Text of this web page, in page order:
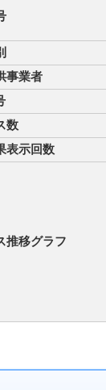
事業者
数
表示回数
推移グラフ